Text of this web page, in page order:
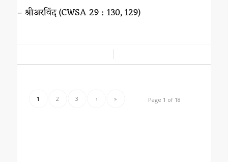
– श्रीअरविंद (CWSA 29 : 130, 129)
Page 1 of 18
1 2 3 › »